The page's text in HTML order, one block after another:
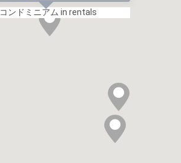
コンドミニアム in rentals